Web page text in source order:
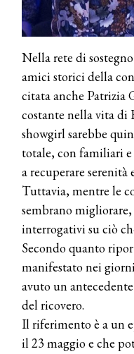
Nella rete di
amici storici della
citata anche Patrizia
costante nella vita di
showgirl sarebbe
totale, con familiari
a recuperare
Tuttavia, mentre le
sembrano
interrogativi su ciò
Secondo quanto
manifestato nei
avuto un
del ricovero.
Il riferimento è a un
il 23 maggio e che